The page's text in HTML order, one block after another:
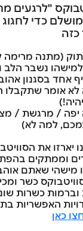
"לרגעים
כדי
כזה
(מתנה מרימה
למישהו נשבר הלב
אחד בסגנון
לא אומר שתקבלו
יפה / מרגשת /
למה לא)
וממתקים
מישהי שאתם
כשר
וברמות כשרות
האפשריות
כאן